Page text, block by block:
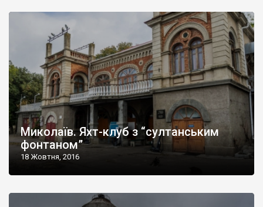
Миколаїв. Яхт-клуб з “султанським
фонтаном”
18 Жовтня, 2016